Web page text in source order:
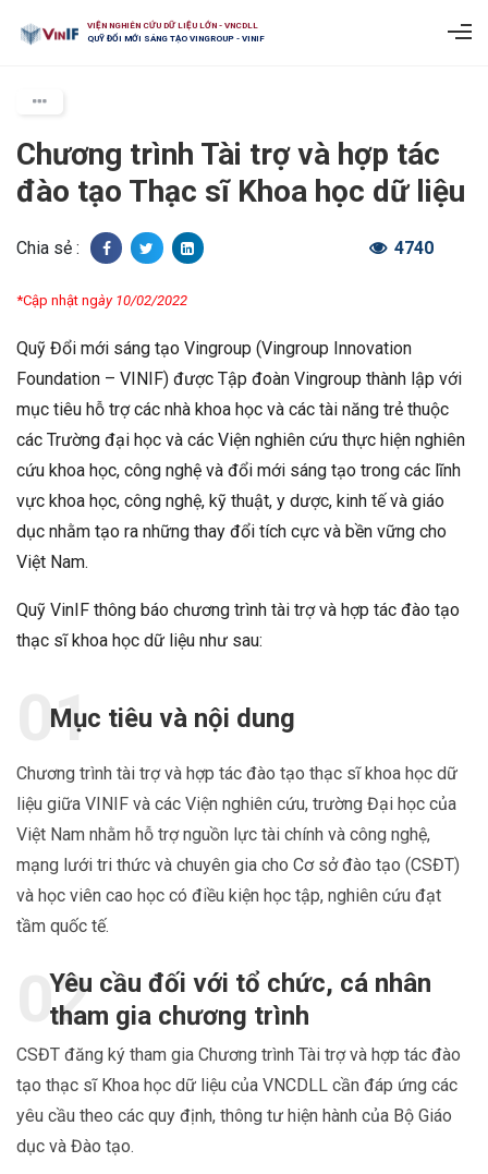
VIỆN NGHIÊN CỨU DỮ LIỆU LỚN - VNCDLL
QUỸ ĐỔI MỚI SÁNG TẠO VINGROUP - VINIF
Chương trình Tài trợ và hợp tác
đào tạo Thạc sĩ Khoa học dữ liệu
Chia sẻ : 4740
*Cập nhật ngày 10/02/2022
Quỹ Đổi mới sáng tạo Vingroup (Vingroup Innovation
Foundation – VINIF) được Tập đoàn Vingroup thành lập với
mục tiêu hỗ trợ các nhà khoa học và các tài năng trẻ thuộc
các Trường đại học và các Viện nghiên cứu thực hiện nghiên
cứu khoa học, công nghệ và đổi mới sáng tạo trong các lĩnh
vực khoa học, công nghệ, kỹ thuật, y dược, kinh tế và giáo
dục nhằm tạo ra những thay đổi tích cực và bền vững cho
Việt Nam.
Quỹ VinIF thông báo chương trình tài trợ và hợp tác đào tạo
thạc sĩ khoa học dữ liệu như sau:
Mục tiêu và nội dung
Chương trình tài trợ và hợp tác đào tạo thạc sĩ khoa học dữ
liệu giữa VINIF và các Viện nghiên cứu, trường Đại học của
Việt Nam nhằm hỗ trợ nguồn lực tài chính và công nghệ,
mạng lưới tri thức và chuyên gia cho Cơ sở đào tạo (CSĐT)
và học viên cao học có điều kiện học tập, nghiên cứu đạt
tầm quốc tế.
Yêu cầu đối với tổ chức, cá nhân
tham gia chương trình
CSĐT đăng ký tham gia Chương trình Tài trợ và hợp tác đào
tạo thạc sĩ Khoa học dữ liệu của VNCDLL cần đáp ứng các
yêu cầu theo các quy định, thông tư hiện hành của Bộ Giáo
dục và Đào tạo.